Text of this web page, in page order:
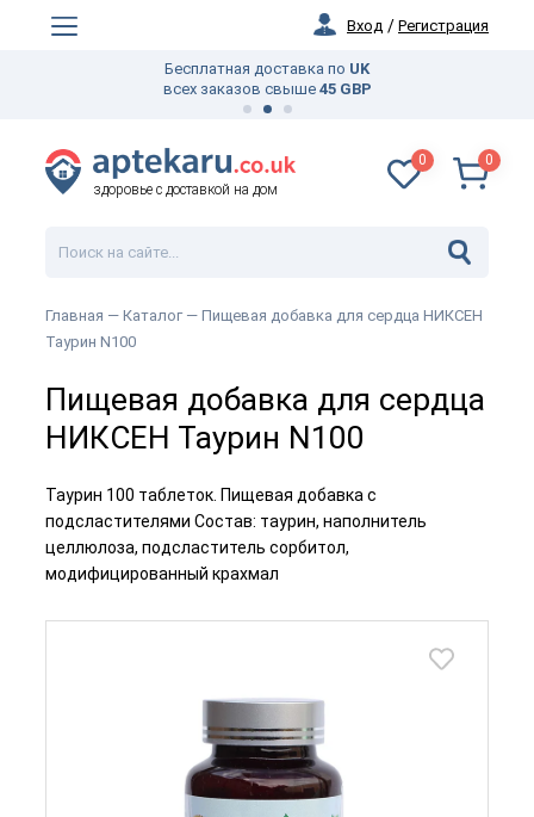
Вход / Регистрация
Бесплатная доставка по UK
всех заказов свыше 45 GBP
здоровье с доставкой на дом
0 0
Главная — Каталог — Пищевая добавка для сердца НИКСЕН
Таурин N100
Пищевая добавка для сердца
НИКСЕН Таурин N100
Таурин 100 таблеток. Пищевая добавка с
подсластителями Состав: таурин, наполнитель
целлюлоза, подсластитель сорбитол,
модифицированный крахмал